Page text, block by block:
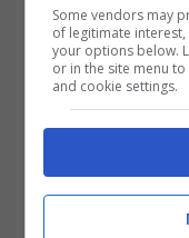
contenuto, a
finanziaria
Some vendors may
of legitimate
your options below.
or in the site menu
and cookie settings.